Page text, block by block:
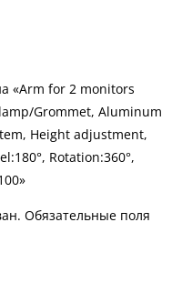
«Arm for 2 monitors
Grommet, Aluminum
Height adjustment,
Rotation:360°,
Обязательные поля